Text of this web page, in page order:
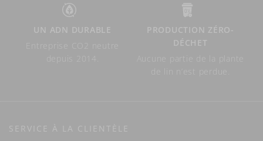
UN ADN DURABLE
PRODUCTION ZÉRO-
DÉCHET
SERVICE À LA CLIENTÈLE